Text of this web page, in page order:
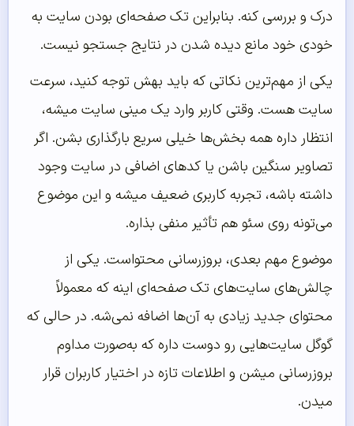
درک و بررسی کنه. بنابراین تک صفحه‌ای بودن سایت به
خودی خود مانع دیده شدن در نتایج جستجو نیست.
یکی از مهم‌ترین نکاتی که باید بهش توجه کنید، سرعت
سایت هست. وقتی کاربر وارد یک مینی سایت میشه،
انتظار داره همه بخش‌ها خیلی سریع بارگذاری بشن. اگر
تصاویر سنگین باشن یا کدهای اضافی در سایت وجود
داشته باشه، تجربه کاربری ضعیف میشه و این موضوع
می‌تونه روی سئو هم تأثیر منفی بذاره.
موضوع مهم بعدی، بروزرسانی محتواست. یکی از
چالش‌های سایت‌های تک صفحه‌ای اینه که معمولاً
محتوای جدید زیادی به آن‌ها اضافه نمی‌شه. در حالی که
گوگل سایت‌هایی رو دوست داره که به‌صورت مداوم
بروزرسانی میشن و اطلاعات تازه در اختیار کاربران قرار
میدن.